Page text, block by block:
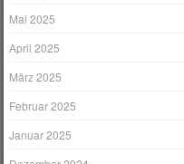
Mai 2025
April 2025
März 2025
Februar 2025
Januar 2025